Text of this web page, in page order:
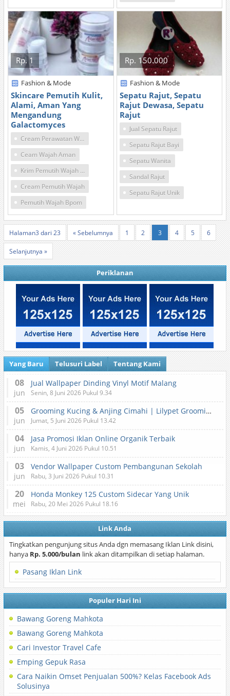
Rp. 1
Fashion & Mode
Skincare Pemutih Kulit,
Alami, Aman Yang
Mengandung
Galactomyces
Cream Perawatan Wajah
Ceam Wajah Aman
Krim Pemutih Wajah Bpom
Cream Pemutih Wajah
Pemutih Wajah Bpom
Rp. 150.000
Fashion & Mode
Sepatu Rajut, Sepatu
Rajut Dewasa, Sepatu
Rajut
Jual Sepatu Rajut
Sepatu Rajut Bayi
Sepatu Wanita
Sandal Rajut
Sepatu Rajut Unik
Halaman3 dari 23 « Sebelumnya 1 2 3 4 5 6
Selanjutnya »
Periklanan
Yang Baru Telusuri Label Tentang Kami
08
jun
Jual Wallpaper Dinding Vinyl Motif Malang
Senin, 8 Juni 2026 Pukul 9.34
05
jun
Grooming Kucing & Anjing Cimahi | Lilypet Grooming & Pet Hotel
Jumat, 5 Juni 2026 Pukul 13.42
04
jun
Jasa Promosi Iklan Online Organik Terbaik
Kamis, 4 Juni 2026 Pukul 10.51
03
jun
Vendor Wallpaper Custom Pembangunan Sekolah
Rabu, 3 Juni 2026 Pukul 10.31
20
mei
Honda Monkey 125 Custom Sidecar Yang Unik
Rabu, 20 Mei 2026 Pukul 18.16
Link Anda
Tingkatkan pengunjung situs Anda dgn memasang Iklan Link disini,
hanya Rp. 5.000/bulan link akan ditampilkan di setiap halaman.
Pasang Iklan Link
Populer Hari Ini
Bawang Goreng Mahkota
Bawang Goreng Mahkota
Cari Investor Travel Cafe
Emping Gepuk Rasa
Cara Naikin Omset Penjualan 500%? Kelas Facebook Ads
Solusinya